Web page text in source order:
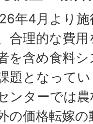
年4月より施
合理的な費
を含め食料
題となってい
ンターでは
の価格転嫁